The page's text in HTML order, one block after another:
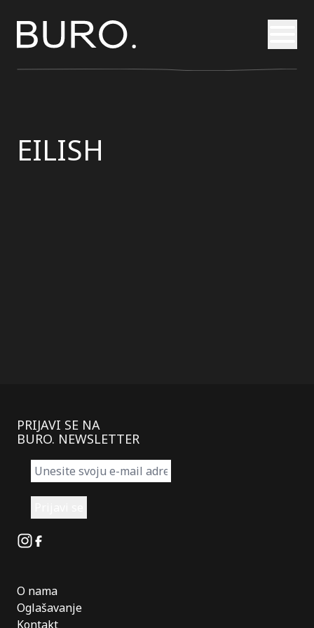
EILISH
PRIJAVI SE NA
BURO. NEWSLETTER
Instagram
Facebook
O nama
Oglašavanje
Kontakt